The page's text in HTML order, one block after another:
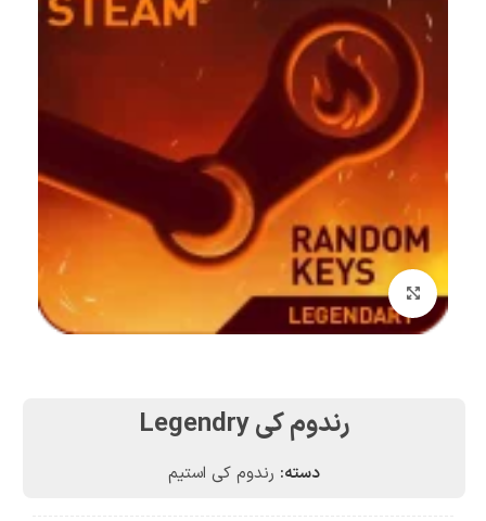
بزرگنمایی تصویر
رندوم کی Legendry
دسته: رندوم کی استیم